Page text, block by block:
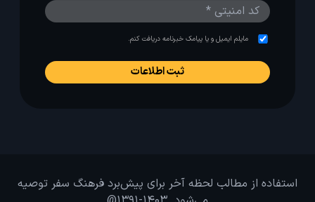
مایلم ایمیل و یا پیامک خبرنامه دریافت کنم.
استفاده از مطالب لحظه آخر برای پیش‌برد فرهنگ سفر توصیه